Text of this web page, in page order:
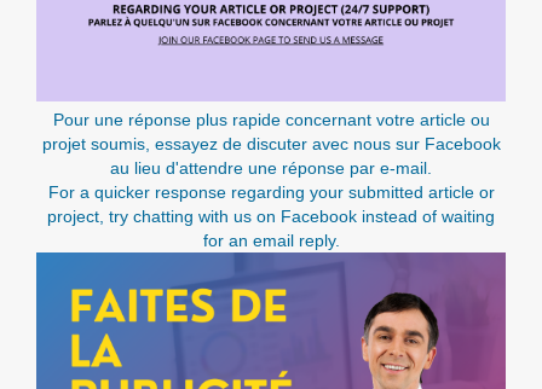
Pour une réponse plus rapide concernant votre article ou
projet soumis, essayez de discuter avec nous sur Facebook
au lieu d'attendre une réponse par e-mail.
For a quicker response regarding your submitted article or
project, try chatting with us on Facebook instead of waiting
for an email reply.